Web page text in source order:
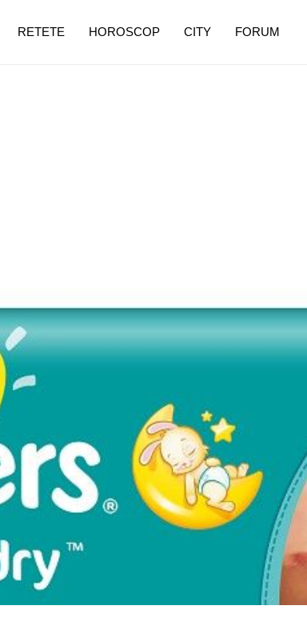
RETETE HOROSCOP CITY FORUM
de dureroasă este investigația